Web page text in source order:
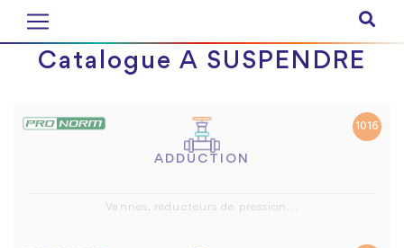
Catalogue A SUSPENDRE
1016
ADDUCTION
Vannes, reducteurs de pression...